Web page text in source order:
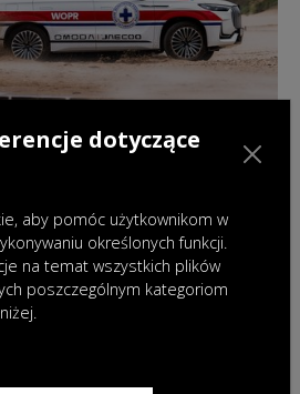
OMODA & JAECOO
dotyczące
aby pomóc użytkownikom w
określonych funkcji.
na temat wszystkich plików
poszczególnym kategoriom